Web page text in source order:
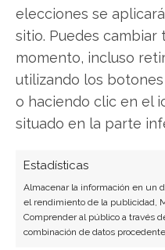
elecciones se
sitio. Puedes cambiar
momento, incluso
utilizando los
o haciendo clic en el
situado en la parte
Estadísticas
Almacenar la información en un
el rendimiento de la publicidad,
Comprender al público a través
combinación de datos
Miguel
Periodista de
videojuegos,
industria